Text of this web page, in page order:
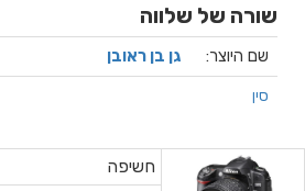
שורה של שלווה
שם היוצר: גן בן ראובן
סין
חשיפה